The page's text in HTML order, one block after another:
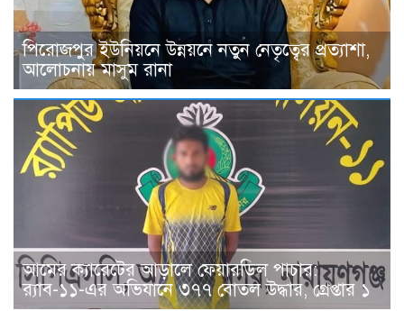
পিরোজপুর ইউনিয়নে উন্নয়নে নতুন নেতৃত্বের প্রত্যাশা,
আলোচনায় মাসুম রানা
আমের ক্যারেটের আড়ালে ফেয়ারডিল পাচার:
র‍্যাব-১১-এর অভিযানে ৩৭৭ বোতল উদ্ধার, গ্রেপ্তার ১